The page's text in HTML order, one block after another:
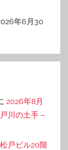
年6月30
2026年8月
川の土手 –
戸ビル20階